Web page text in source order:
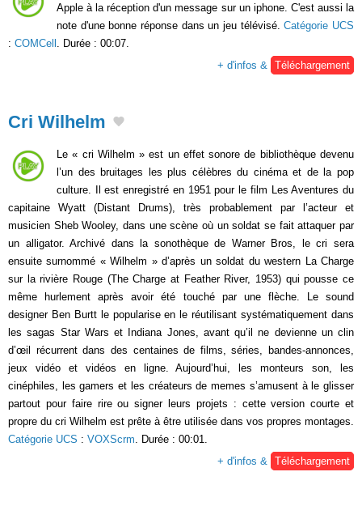
Apple à la réception d'un message sur un iphone. C'est aussi la
note d'une bonne réponse dans un jeu télévisé.Catégorie UCS
: COMCell . Durée : 00:07.
+ d'infos &
Téléchargement
Cri Wilhelm
Le « cri Wilhelm » est un effet sonore de bibliothèque devenu
l’un des bruitages les plus célèbres du cinéma et de la pop
culture. Il est enregistré en 1951 pour le film Les Aventures du
capitaine Wyatt (Distant Drums), très probablement par l’acteur et
musicien Sheb Wooley, dans une scène où un soldat se fait attaquer par
un alligator. Archivé dans la sonothèque de Warner Bros, le cri sera
ensuite surnommé « Wilhelm » d’après un soldat du western La Charge
sur la rivière Rouge (The Charge at Feather River, 1953) qui pousse ce
même hurlement après avoir été touché par une flèche. Le sound
designer Ben Burtt le popularise en le réutilisant systématiquement dans
les sagas Star Wars et Indiana Jones, avant qu’il ne devienne un clin
d’œil récurrent dans des centaines de films, séries, bandes-annonces,
jeux vidéo et vidéos en ligne. Aujourd’hui, les monteurs son, les
cinéphiles, les gamers et les créateurs de memes s’amusent à le glisser
partout pour faire rire ou signer leurs projets : cette version courte et
propre du cri Wilhelm est prête à être utilisée dans vos propres montages.
Catégorie UCS : VOXScrm. Durée : 00:01.
+ d'infos & Téléchargement